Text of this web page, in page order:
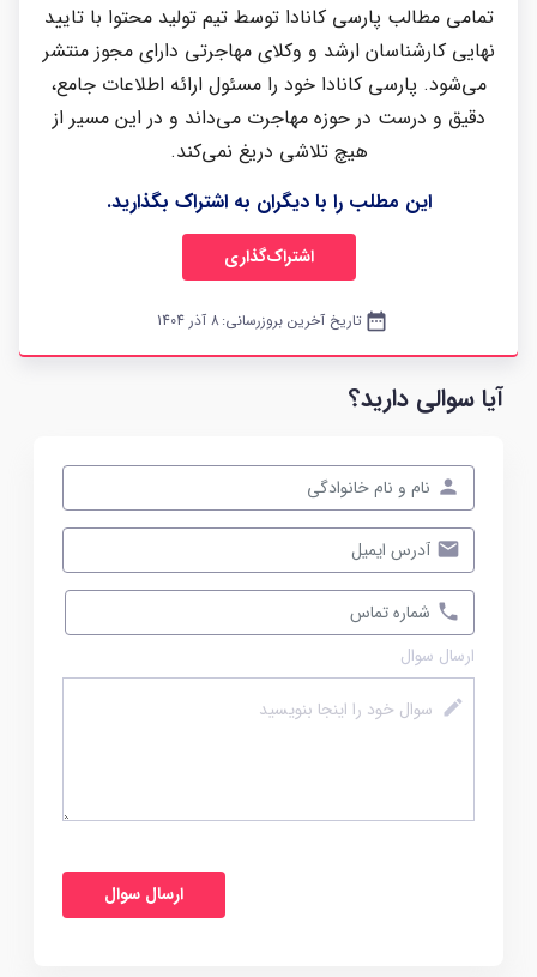
تمامی مطالب پارسی کانادا توسط تیم تولید محتوا با تایید
نهایی کارشناسان ارشد و وکلای مهاجرتی دارای مجوز منتشر
می‌شود. پارسی کانادا خود را مسئول ارائه اطلاعات جامع،
دقیق و درست در حوزه مهاجرت می‌داند و در این مسیر از
هیچ تلاشی دریغ نمی‌کند.
این مطلب را با دیگران به اشتراک بگذارید.
اشتراک‌گذاری
date_range تاریخ آخرین بروزرسانی:8 آذر 1404
آیا سوالی دارید؟
ارسال سوال